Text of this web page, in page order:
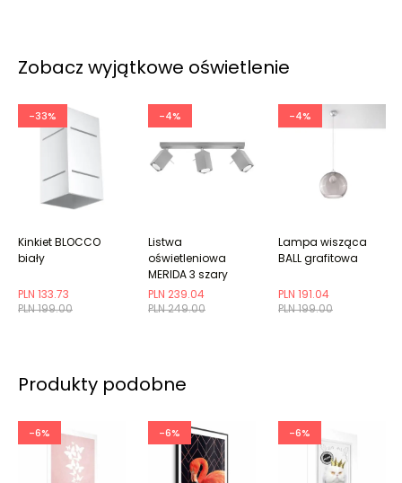
Zobacz wyjątkowe oświetlenie
-33%
PLN 199.00
PLN 133.73
Kinkiet BLOCCO
biały
-4%
PLN 249.00
PLN 239.04
Listwa
oświetleniowa
MERIDA 3 szary
-4%
PLN 199.00
PLN 191.04
Lampa wisząca
BALL grafitowa
Produkty podobne
-6% -6% -6%